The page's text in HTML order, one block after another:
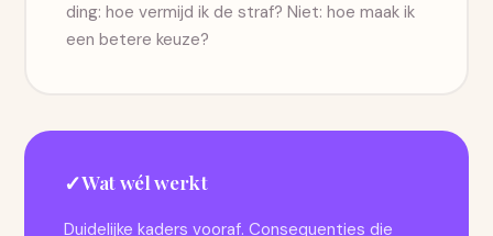
ding: hoe vermijd ik de straf? Niet: hoe maak ik
een betere keuze?
✓Wat wél werkt
Duidelijke kaders vooraf. Consequenties die